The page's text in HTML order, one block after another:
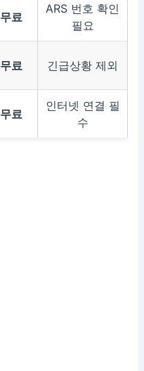
무료
ARS 번호 확인
필요
무료 긴급상황 제외
무료
인터넷 연결 필
수